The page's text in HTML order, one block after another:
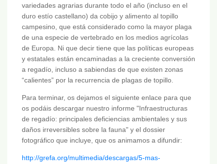
variedades agrarias durante todo el año (incluso en el
duro estío castellano) da cobijo y alimento al topillo
campesino, que está considerado como la mayor plaga
de una especie de vertebrado en los medios agrícolas
de Europa. Ni que decir tiene que las políticas europeas
y estatales están encaminadas a la creciente conversión
a regadío, incluso a sabiendas de que existen zonas
“calientes” por la recurrencia de plagas de topillo.
Para terminar, os dejamos el siguiente enlace para que
os podáis descargar nuestro informe "Infraestructuras
de regadío: principales deficiencias ambientales y sus
daños irreversibles sobre la fauna" y el dossier
fotográfico que incluye, que os animamos a difundir:
http://grefa.org/multimedia/descargas/5-mas-